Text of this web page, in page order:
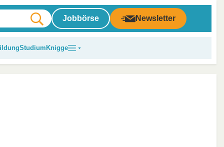
Jobbörse Newsletter
Studium Knigge